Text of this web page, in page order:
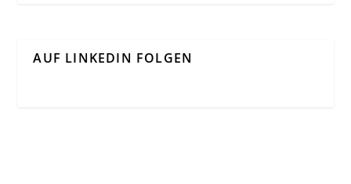
AUF LINKEDIN FOLGEN